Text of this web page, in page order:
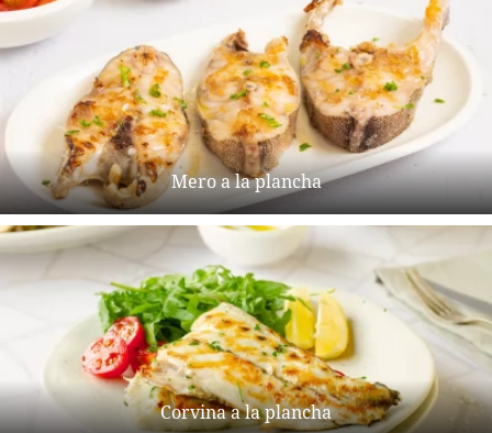
Mero a la plancha
Corvina a la plancha